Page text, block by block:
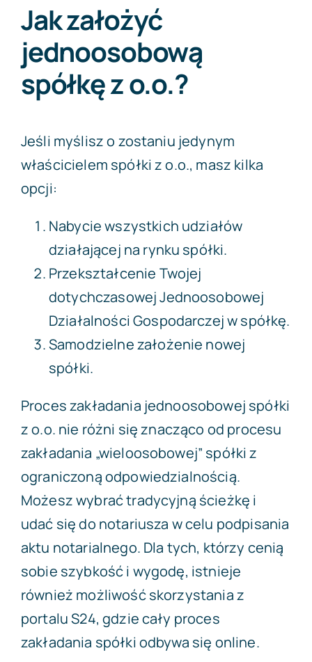
Jak założyć
jednoosobową
spółkę z o.o.?
Jeśli myślisz o zostaniu jedynym
właścicielem spółki z o.o., masz kilka
opcji:
Nabycie wszystkich udziałów
działającej na rynku spółki.
Przekształcenie Twojej
dotychczasowej Jednoosobowej
Działalności Gospodarczej w spółkę.
Samodzielne założenie nowej
spółki.
Proces zakładania jednoosobowej spółki
z o.o. nie różni się znacząco od procesu
zakładania „wieloosobowej” spółki z
ograniczoną odpowiedzialnością.
Możesz wybrać tradycyjną ścieżkę i
udać się do notariusza w celu podpisania
aktu notarialnego. Dla tych, którzy cenią
sobie szybkość i wygodę, istnieje
również możliwość skorzystania z
portalu S24, gdzie cały proces
zakładania spółki odbywa się online.